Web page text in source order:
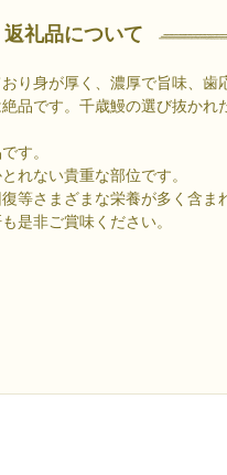
返礼品について
り身が厚く、濃厚で旨味、歯
品です。千歳鰻の選び抜かれ
す。
れない貴重な部位です。
等さまざまな栄養が多く含ま
是非ご賞味ください。